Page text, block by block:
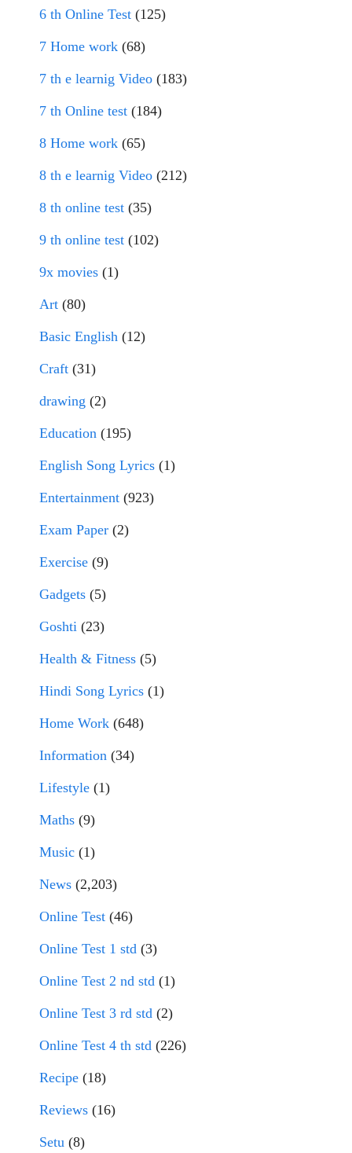
6 th Online Test (125)
7 Home work (68)
7 th e learnig Video (183)
7 th Online test (184)
8 Home work (65)
8 th e learnig Video (212)
8 th online test (35)
9 th online test (102)
9x movies (1)
Art (80)
Basic English (12)
Craft (31)
drawing (2)
Education (195)
English Song Lyrics (1)
Entertainment (923)
Exam Paper (2)
Exercise (9)
Gadgets (5)
Goshti (23)
Health & Fitness (5)
Hindi Song Lyrics (1)
Home Work (648)
Information (34)
Lifestyle (1)
Maths (9)
Music (1)
News (2,203)
Online Test (46)
Online Test 1 std (3)
Online Test 2 nd std (1)
Online Test 3 rd std (2)
Online Test 4 th std (226)
Recipe (18)
Reviews (16)
Setu (8)